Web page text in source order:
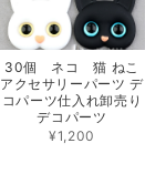
30個 ネコ 猫 ねこ
アクセサリーパーツ デ
コパーツ仕入れ卸売り
デコパーツ
¥1,200